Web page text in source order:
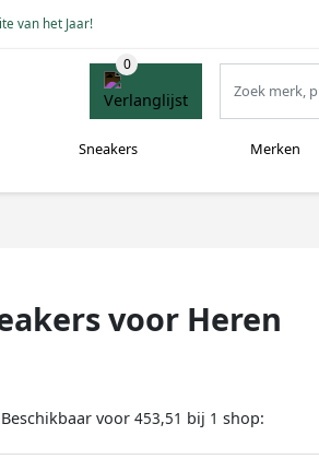
van het Jaar!
Sneakers Merken
voor Heren
Beschikbaar voor 453,51 bij 1 shop: